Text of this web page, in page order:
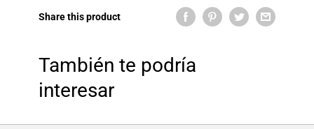
Share this product
También te podría
interesar